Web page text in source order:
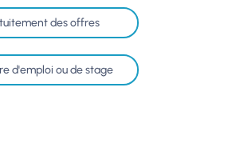
des offres
d'emploi ou de stage